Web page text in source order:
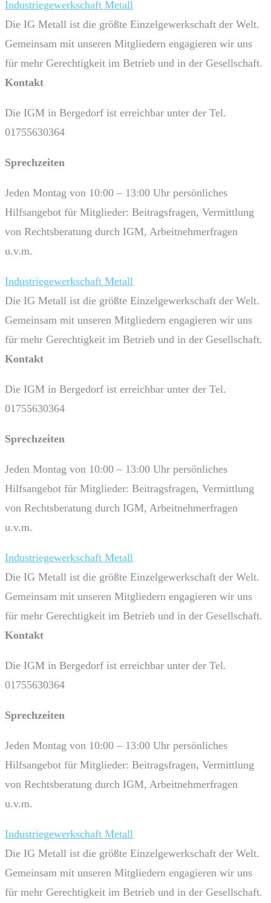
Industriegewerkschaft Metall
Die IG Metall ist die größte Einzelgewerkschaft der Welt.
Gemeinsam mit unseren Mitgliedern engagieren wir uns
für mehr Gerechtigkeit im Betrieb und in der Gesellschaft.
Kontakt
Die IGM in Bergedorf ist erreichbar unter der Tel.
01755630364
Sprech­zeiten
Jeden Montag von 10:00 – 13:00 Uhr persönliches
Hilfsangebot für Mitglieder: Beitragsfragen, Vermittlung
von Rechtsberatung durch IGM, Arbeitnehmerfragen
u.v.m.
Industriegewerkschaft Metall
Die IG Metall ist die größte Einzelgewerkschaft der Welt.
Gemeinsam mit unseren Mitgliedern engagieren wir uns
für mehr Gerechtigkeit im Betrieb und in der Gesellschaft.
Kontakt
Die IGM in Bergedorf ist erreichbar unter der Tel.
01755630364
Sprech­zeiten
Jeden Montag von 10:00 – 13:00 Uhr persönliches
Hilfsangebot für Mitglieder: Beitragsfragen, Vermittlung
von Rechtsberatung durch IGM, Arbeitnehmerfragen
u.v.m.
Industriegewerkschaft Metall
Die IG Metall ist die größte Einzelgewerkschaft der Welt.
Gemeinsam mit unseren Mitgliedern engagieren wir uns
für mehr Gerechtigkeit im Betrieb und in der Gesellschaft.
Kontakt
Die IGM in Bergedorf ist erreichbar unter der Tel.
01755630364
Sprech­zeiten
Jeden Montag von 10:00 – 13:00 Uhr persönliches
Hilfsangebot für Mitglieder: Beitragsfragen, Vermittlung
von Rechtsberatung durch IGM, Arbeitnehmerfragen
u.v.m.
Industriegewerkschaft Metall
Die IG Metall ist die größte Einzelgewerkschaft der Welt.
Gemeinsam mit unseren Mitgliedern engagieren wir uns
für mehr Gerechtigkeit im Betrieb und in der Gesellschaft.